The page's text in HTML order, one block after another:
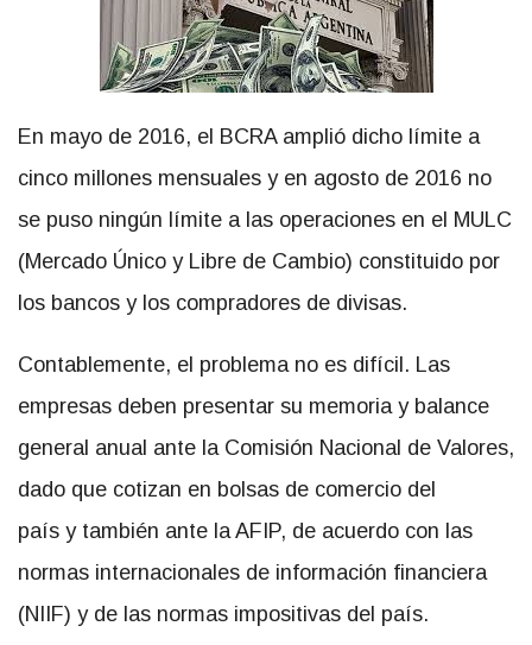
En mayo de 2016, el BCRA amplió dicho límite a
cinco millones mensuales y en agosto de 2016 no
se puso ningún límite a las operaciones en el MULC
(Mercado Único y Libre de Cambio) constituido por
los bancos y los compradores de divisas.
Contablemente, el problema no es difícil. Las
empresas deben presentar su memoria y balance
general anual ante la Comisión Nacional de Valores,
dado que cotizan en bolsas de comercio del
país y también ante la AFIP, de acuerdo con las
normas internacionales de información financiera
(NIIF) y de las normas impositivas del país.